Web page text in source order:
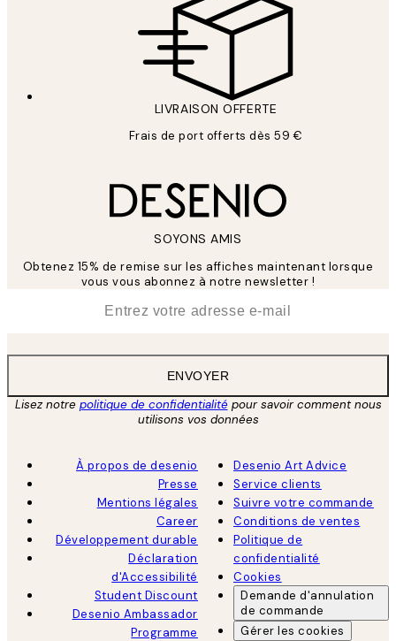
LIVRAISON OFFERTE
Frais de port offerts dès 59 €
SOYONS AMIS
Obtenez 15% de remise sur les affiches maintenant lorsque
vous vous abonnez à notre newsletter !
ENVOYER
Lisez notre politique de confidentialitépour savoir comment nous
utilisons vos données
À propos de desenio
Presse
Mentions légales
Career
Développement durable
Déclaration
d'Accessibilité
Student Discount
Desenio Ambassador
Programme
Desenio Art Advice
Service clients
Suivre votre commande
Conditions de ventes
Politique de
confidentialité
Cookies
Demande d'annulation
de commande
Gérer les cookies